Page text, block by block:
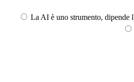
La AI è uno strumento, dipende